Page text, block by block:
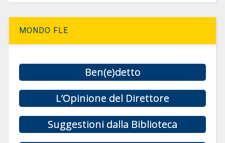
MONDO FLE
Ben(e)detto
L’Opinione del Direttore
Suggestioni dalla Biblioteca